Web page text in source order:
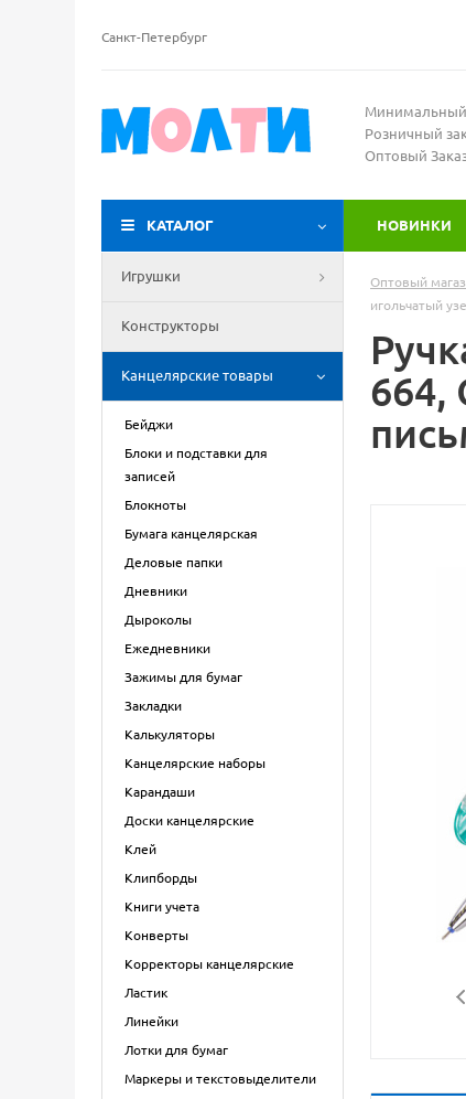
Санкт-Петербург
Минимальный
Розничный
Оптовый
КАТАЛОГ НОВИНКИ
Игрушки
Конструкторы
Канцелярские товары
Бейджи
Блоки и подставки для
записей
Блокноты
Бумага канцелярская
Деловые папки
Дневники
Дыроколы
Ежедневники
Зажимы для бумаг
Закладки
Калькуляторы
Канцелярские наборы
Карандаши
Доски канцелярские
Клей
Клипборды
Книги учета
Конверты
Корректоры канцелярские
Ластик
Линейки
Лотки для бумаг
Маркеры и текстовыделители
Оптовый
игольчатый
664,